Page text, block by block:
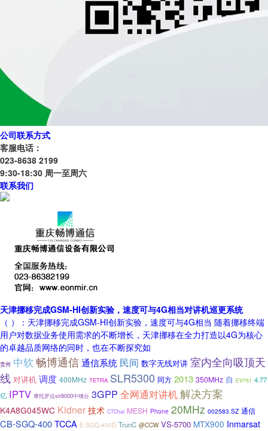
公司联系方式
客服电话：
023-8638 2199
9:30-18:30 周一至周六
联系我们
天津挪移完成GSM-HI创新实验，速度可与4G相当对讲机巡更系统
（ ）：天津挪移完成GSM-HI创新实验，速度可与4G相当 随着挪移终端
用户对数据业务使用需求的不断增长，天津挪移在全力打造以4G为核心
的卓越品质网络的同时，也在不断探究如
贵州 中软 畅博通信通信系统 民间 数字无线对讲 室内全向吸顶天
线 对讲机 调度 400MHz TETRA SLR5300 同方 2013 350MHz 自 EV751 4.77
亿 IPTV 摩托罗拉slr8000中继台 3GPP 全网通对讲机解决方案
K4A8G045WC Kidner 技术 CTChat MESH Phone 20MHz 002583.SZ 通信
CB-SGQ-400TCCA E-SGQ-400D TrunC @CCW VS-5700 MTX900 Inmarsat